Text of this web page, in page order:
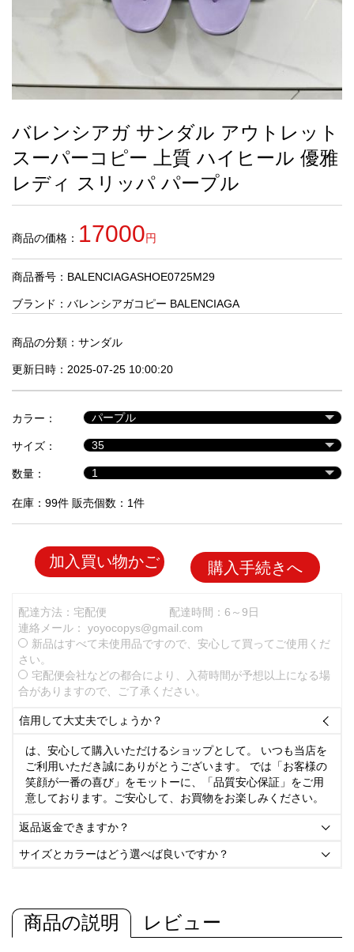
品
す
す
め
商
人
気
商
セ
ル
品
バレンシアガ サンダル アウトレット
スーパーコピー 上質 ハイヒール 優雅
レディ スリッパ パープル
商品の価格： 17000円
商品番号：BALENCIAGASHOE0725M29
ブランド： バレンシアガコピー BALENCIAGA
商品の分類： サンダル
更新日時：2025-07-25 10:00:20
カラー：
サイズ：
数量：
在庫：99件 販売個数：1件
加入買い物かご 購入手続きへ
配達方法：宅配便
配達時間：6～9日
連絡メール： yoyocopys@gmail.com
新品はすべて未使用品ですので、安心して買ってご使用くだ
さい。
宅配便会社などの都合により、入荷時間が予想以上になる場
合がありますので、ご了承ください。
信用して大丈夫でしょうか？ 
は、安心して購入いただけるショップとして。 いつも当店を
ご利用いただき誠にありがとうございます。 では「お客様の
笑顔が一番の喜び」をモットーに、「品質安心保証」をご用
意しております。ご安心して、お買物をお楽しみください。
返品返金できますか？ 
サイズとカラーはどう選べば良いですか？ 
商品の説明 レビュー